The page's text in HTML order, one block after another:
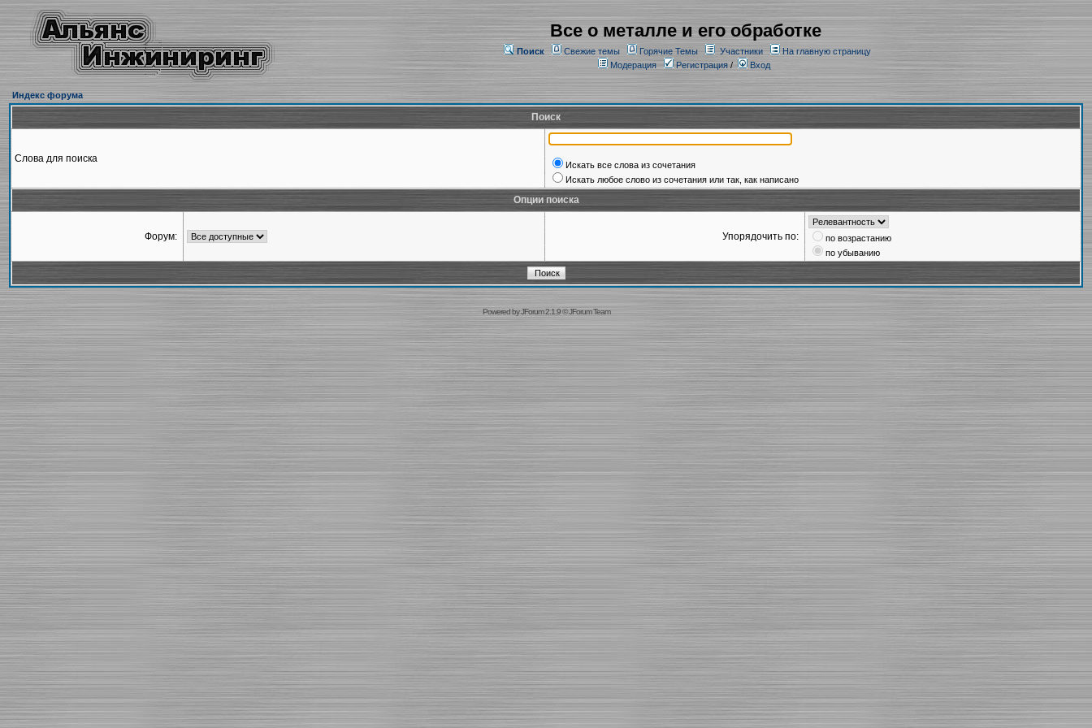
Все о металле и его обработке
Поиск Свежие темы Горячие Темы Участники
На главную страницу
Модерация
Регистрация/ Вход
Индекс форума
Поиск
Слова для поиска
Искать все слова из сочетания
Искать любое слово из сочетания или так, как написано
Опции поиска
Форум: Упорядочить по:
по возрастанию
по убыванию
Powered byJForum 2.1.9©JForum Team